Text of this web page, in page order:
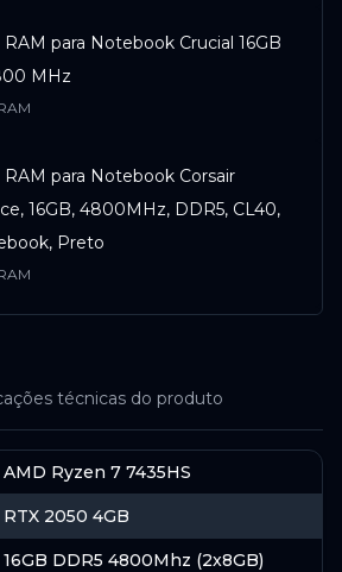
ACESSAR
para Notebook Crucial 16GB
MHz
para Notebook Corsair
16GB, 4800MHz, DDR5, CL40,
Preto
DDR5, CL42
KC3000, M.2 2280 PCIe,
7000MB/s e Gravação:
- SKC3000S/1024G
técnicas do produto
AMD Ryzen 7 7435HS
RTX 2050 4GB
16GB DDR5 4800Mhz (2x8GB)